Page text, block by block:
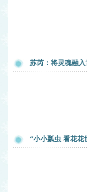
苏芮：将灵魂融入
“小小瓢虫 看花花